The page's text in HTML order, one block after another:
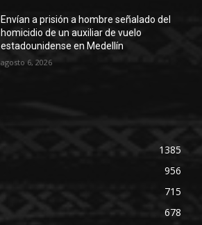
Envían a prisión a hombre señalado del
homicidio de un auxiliar de vuelo
estadounidense en Medellín
agosto 6, 2026
1385
956
715
678